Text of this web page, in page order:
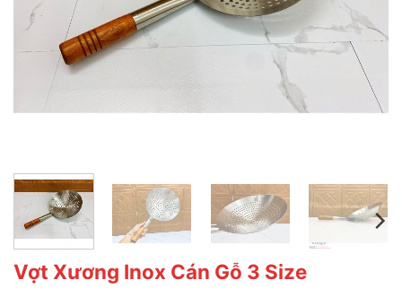
Vợt Xương Inox Cán Gỗ 3 Size